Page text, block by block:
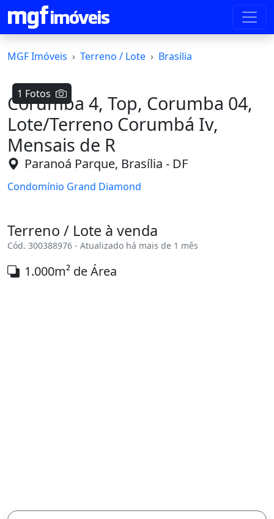
MGF Imóveis Terreno / Lote Brasília
1 Fotos
Corumba 4, Top, Corumba 04,
Lote/Terreno Corumbá Iv,
Mensais de R
Paranoá Parque, Brasília - DF
Condomínio Grand Diamond
Terreno / Lote à venda
Cód. 300388976 - Atualizado há mais de 1 mês
1.000m² de Área